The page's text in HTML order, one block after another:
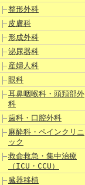
整形外科
皮膚科
形成外科
泌尿器科
産婦人科
眼科
耳鼻咽喉科・頭頚部外
科
歯科・口腔外科
麻酔科・ペインクリニ
ック
救命救急・集中治療
（ICU・CCU）
臓器移植